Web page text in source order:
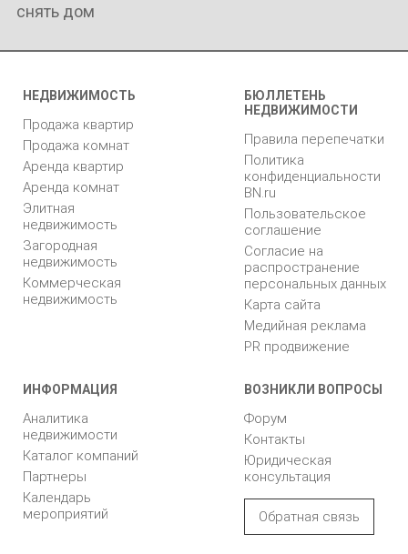
снять дом
НЕДВИЖИМОСТЬ
Продажа квартир
Продажа комнат
Аренда квартир
Аренда комнат
Элитная
недвижимость
Загородная
недвижимость
Коммерческая
недвижимость
БЮЛЛЕТЕНЬ
НЕДВИЖИМОСТИ
Правила перепечатки
Политика
конфиденциальности
BN.ru
Пользовательское
соглашение
Согласие на
распространение
персональных данных
Карта сайта
Медийная реклама
PR продвижение
ИНФОРМАЦИЯ
Аналитика
недвижимости
Каталог компаний
Партнеры
Календарь
мероприятий
ВОЗНИКЛИ ВОПРОСЫ
Форум
Контакты
Юридическая
консультация
Обратная связь